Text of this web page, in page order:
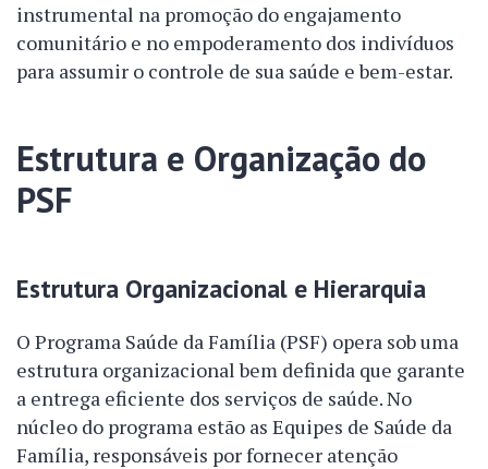
instrumental na promoção do engajamento
comunitário e no empoderamento dos indivíduos
para assumir o controle de sua saúde e bem-estar.
Estrutura e Organização do
PSF
Estrutura Organizacional e Hierarquia
O Programa Saúde da Família (PSF) opera sob uma
estrutura organizacional bem definida que garante
a entrega eficiente dos serviços de saúde. No
núcleo do programa estão as Equipes de Saúde da
Família, responsáveis por fornecer atenção